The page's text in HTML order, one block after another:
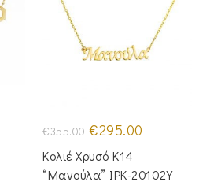
€355.00 Original
price
was:
€355.00.
€295.00
€295.00.
Κολιέ Χρυσό Κ14
“Μανούλα” IPK-20102Y